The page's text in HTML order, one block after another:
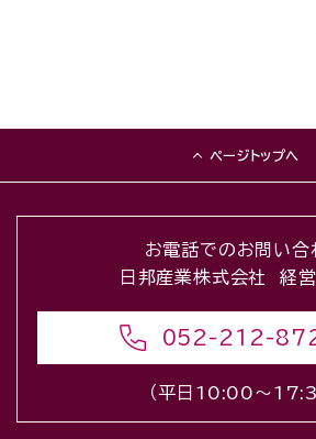
ページトップへ
お電話でのお問い合
日邦産業株式会社 経
052-212-
（平日10:00〜